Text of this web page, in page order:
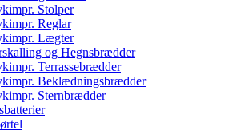
Stolper
Reglar
Lægter
og Hegnsbrædder
Terrassebrædder
Beklædningsbrædder
Sternbrædder